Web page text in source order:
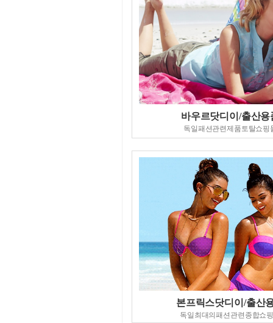
바우르닷디이/출산용
독일패션관련제품토탈쇼핑
본프릭스닷디이/출산
독일최대의패션관련종합쇼